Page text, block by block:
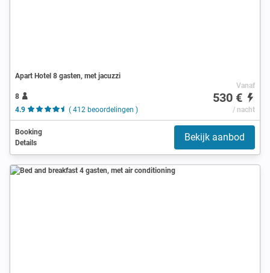
Apart Hotel 8 gasten, met jacuzzi
8
4.9
( 412 beoordelingen )
Vanaf
530 €
/ nacht
Booking
Details
Bekijk aanbod